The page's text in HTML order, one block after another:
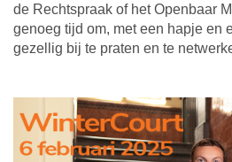
de Rechtspraak of het Openbaar
genoeg tijd om, met een hapje en
gezellig bij te praten en te